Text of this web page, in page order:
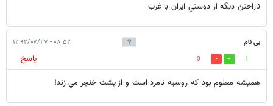
ناراحتن ديگه از دوستي ايران با غرب
بی نام ۰۸:۵۲ - ۱۳۹۲/۰۷/۲۷
1
0
پاسخ
هميشه معلوم بود كه روسيه نامرد است و از پشت خنجر مي زند!